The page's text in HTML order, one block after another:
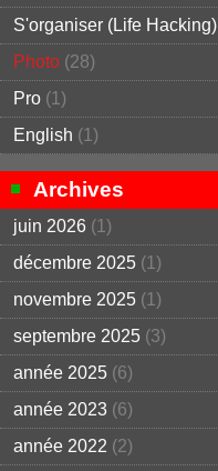
S'organiser (Life Hacking)
Photo (28)
Pro (1)
English (1)
Archives
juin 2026 (1)
décembre 2025 (1)
novembre 2025 (1)
septembre 2025 (3)
année 2025 (6)
année 2023 (6)
année 2022 (2)